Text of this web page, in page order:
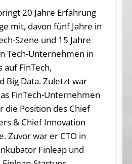
20 Jahre Erfahrung
mit, davon fünf Jahre in
Szene und 15 Jahre
Tech-Unternehmen in
auf FinTech,
Big Data. Zuletzt war
FinTech-Unternehmen
die Position des Chief
& Chief Innovation
Zuvor war er CTO in
Finleap und